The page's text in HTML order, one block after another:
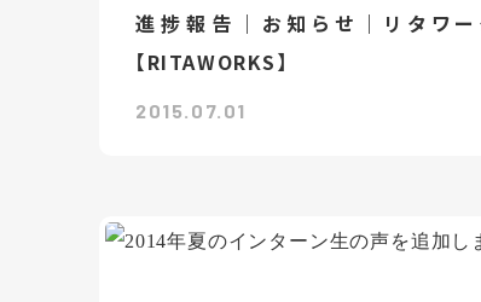
進捗報告｜お知らせ｜リタワー
【RITAWORKS】
2015.07.01